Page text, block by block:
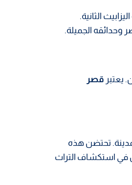
الثانية.
الجميلة.
يعتبر قصر
تحتضن هذه
في استكشاف التراث